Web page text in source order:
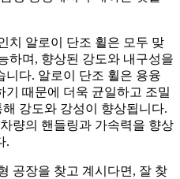
치 알로이 단조 휠은 모두 맞
하며, 향상된 강도와 내구성을
니다. 알로이 단조 휠은 용융
때문에 더욱 균일하고 조밀
강도와 강성이 향상됩니다.
량의 핸들링과 가속력을 향상
.
공장을 찾고 계시다면, 잘 찾